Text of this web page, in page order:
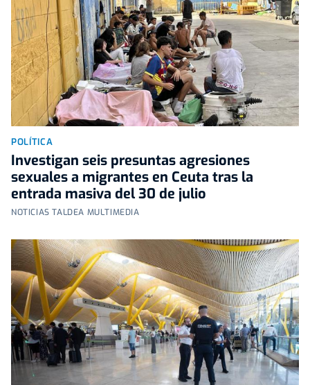
POLÍTICA
Investigan seis presuntas agresiones
sexuales a migrantes en Ceuta tras la
entrada masiva del 30 de julio
NOTICIAS TALDEA MULTIMEDIA